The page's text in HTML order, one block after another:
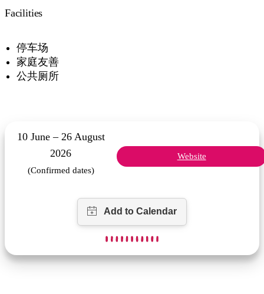
Facilities
停车场
家庭友善
公共厕所
10 June – 26 August
2026
(Confirmed dates)
Website